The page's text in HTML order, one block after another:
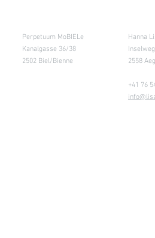
Perpetuum MoBIELe
Kanalgasse 36/38
2502 Biel/Bienne
Hanna
2558
+41 76